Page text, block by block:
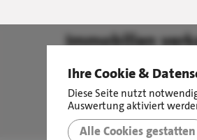
Immobilien
Ihre Cookie &
Diese Seite nutzt
Auswertung aktiviert
Alle Cookies gestatten